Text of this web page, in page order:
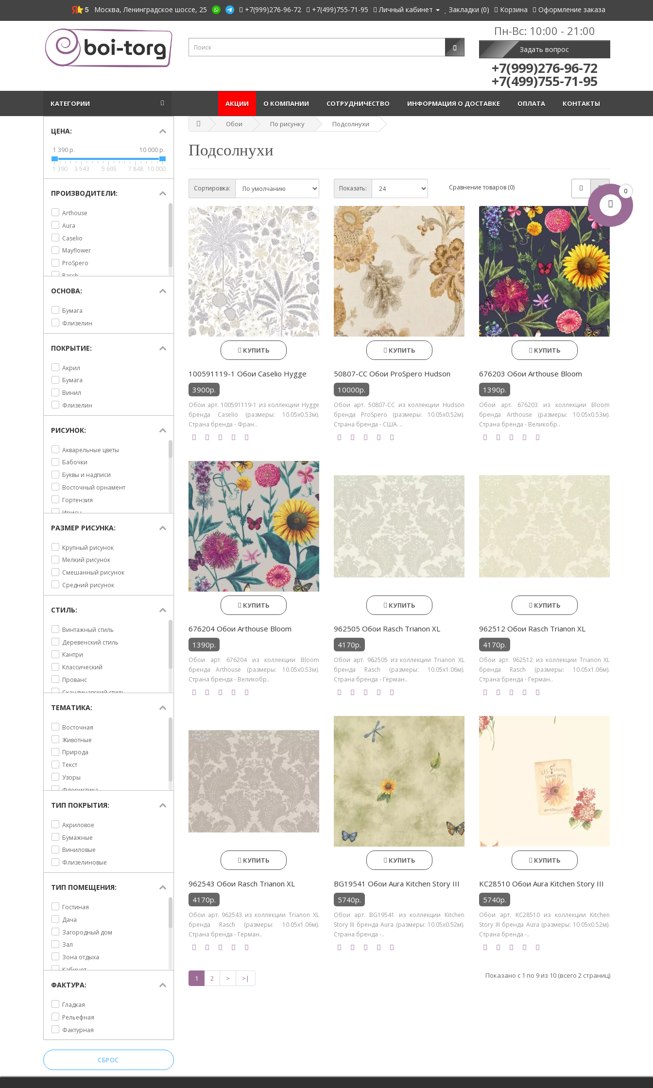
0
Москва, Ленинградское шоссе, 25 +7(999)276-96-72 +7(499)755-71-95 Личный кабинет Закладки (0) Корзина Оформление заказа
Пн-Вс: 10:00 - 21:00
Задать вопрос
+7(999)276-96-72
+7(499)755-71-95
КАТЕГОРИИ КОНТАКТЫ
ОПЛАТА
ИНФОРМАЦИЯ О ДОСТАВКЕ
СОТРУДНИЧЕСТВО
О КОМПАНИИ
АКЦИИ
ЦЕНА:
1 390 р. 10 000 р.
1 390 3 543 5 695 7 848 10 000
ПРОИЗВОДИТЕЛИ:
Arthouse
Aura
Caselio
Mayflower
ProSpero
Rasch
ОСНОВА:
Бумага
Флизелин
ПОКРЫТИЕ:
Акрил
Бумага
Винил
Флизелин
РИСУНОК:
Акварельные цветы
Бабочки
Буквы и надписи
Восточный орнамент
Гортензия
Ирисы
Лаванда
Листья
Лотос
Маки
Одуванчики
Орхидеи
Растительность
Сирень
Цветы
РАЗМЕР РИСУНКА:
Крупный рисунок
Мелкий рисунок
Смешанный рисунок
Средний рисунок
СТИЛЬ:
Винтажный стиль
Деревенский стиль
Кантри
Классический
Прованс
Скандинавский стиль
Современный
ТЕМАТИКА:
Восточная
Животные
Природа
Текст
Узоры
Флористика
ТИП ПОКРЫТИЯ:
Акриловое
Бумажные
Виниловые
Флизелиновые
ТИП ПОМЕЩЕНИЯ:
Гостиная
Дача
Загородный дом
Зал
Зона отдыха
Кабинет
Коридор
Кухня
Прихожая
Спальня
ФАКТУРА:
Гладкая
Рельефная
Фактурная
СБРОС
Обои По рисунку Подсолнухи
Подсолнухи
Сортировка: Показать: Сравнение товаров (0)
КУПИТЬ
100591119-1 Обои Caselio Hygge
3900р.
Обои арт. 100591119-1 из коллекции Hygge
бренда Caselio (размеры: 10.05х0.53м).
Страна бренда - Фран..
КУПИТЬ
50807-CC Обои ProSpero Hudson
10000р.
Обои арт. 50807-CC из коллекции Hudson
бренда ProSpero (размеры: 10.05х0.52м).
Страна бренда - США. ..
КУПИТЬ
676203 Обои Arthouse Bloom
1390р.
Обои арт. 676203 из коллекции Bloom
бренда Arthouse (размеры: 10.05х0.53м).
Страна бренда - Великобр..
КУПИТЬ
676204 Обои Arthouse Bloom
1390р.
Обои арт. 676204 из коллекции Bloom
бренда Arthouse (размеры: 10.05х0.53м).
Страна бренда - Великобр..
КУПИТЬ
962505 Обои Rasch Trianon XL
4170р.
Обои арт. 962505 из коллекции Trianon XL
бренда Rasch (размеры: 10.05х1.06м).
Страна бренда - Герман..
КУПИТЬ
962512 Обои Rasch Trianon XL
4170р.
Обои арт. 962512 из коллекции Trianon XL
бренда Rasch (размеры: 10.05х1.06м).
Страна бренда - Герман..
КУПИТЬ
962543 Обои Rasch Trianon XL
4170р.
Обои арт. 962543 из коллекции Trianon XL
бренда Rasch (размеры: 10.05х1.06м).
Страна бренда - Герман..
КУПИТЬ
BG19541 Обои Aura Kitchen Story III
5740р.
Обои арт. BG19541 из коллекции Kitchen
Story III бренда Aura (размеры: 10.05х0.52м).
Страна бренда -..
КУПИТЬ
KC28510 Обои Aura Kitchen Story III
5740р.
Обои арт. KC28510 из коллекции Kitchen
Story III бренда Aura (размеры: 10.05х0.52м).
Страна бренда -..
1 2 > >| Показано с 1 по 9 из 10 (всего 2 страниц)